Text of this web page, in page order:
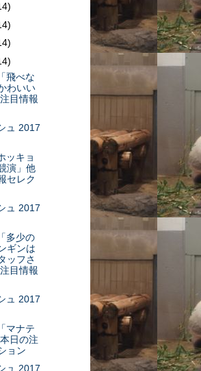
飛べな
わいい
目情報
ュ 2017
ッキョ
演」他
セレク
ュ 2017
多少の
ギンは
ッフさ
目情報
ュ 2017
マナテ
日の注
ョン
ュ 2017